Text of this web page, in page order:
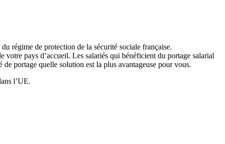
régime de protection de la sécurité sociale française.
votre pays d’accueil. Les salariés qui bénéficient du portage salarial
portage quelle solution est la plus avantageuse pour vous.
l’UE.